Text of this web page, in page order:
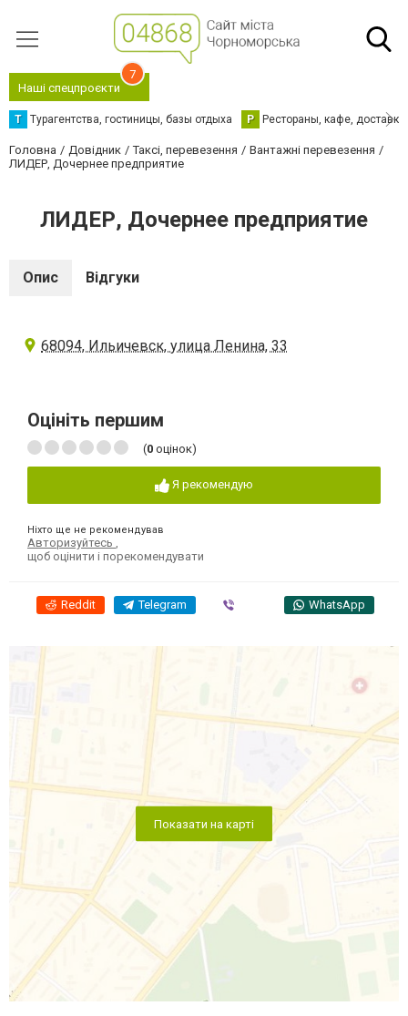
Наші спецпроєкти
7
Т Турагентства, гостиницы, базы отдыха Р Рестораны, кафе,
Головна Довідник Таксі, перевезення
Вантажні перевезення
ЛИДЕР, Дочернее предприятие
ЛИДЕР, Дочернее предприятие
Опис Відгуки
68094, Ильичевск, улица Ленина, 33
Оцініть першим
(0 оцінок)
Я рекомендую
Ніхто ще не рекомендував
Авторизуйтесь
щоб оцінити і порекомендувати
Reddit Telegram WhatsApp
Показати на карті